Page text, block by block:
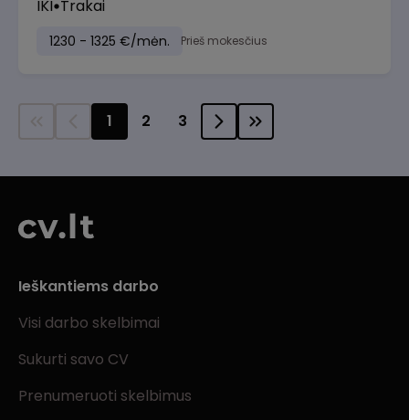
IKI Trakai
1230 - 1325 €/mėn. Prieš mokesčius
1 2 3
Ieškantiems darbo
Visi darbo skelbimai
Sukurti savo CV
Prenumeruoti skelbimus